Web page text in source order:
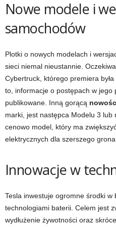
Nowe modele i
samochodów
Plotki o nowych modelach i
sieci niemal nieustannie.
Cybertruck, którego premiera
to, informacje o postępach w jego
publikowane. Inną gorącą
marki, jest następca Modelu 3 lub
cenowo model, który ma
elektrycznych dla szerszego grona
Innowacje w
Tesla inwestuje ogromne środki w
technologiami baterii. Celem jest
wydłużenie żywotności oraz